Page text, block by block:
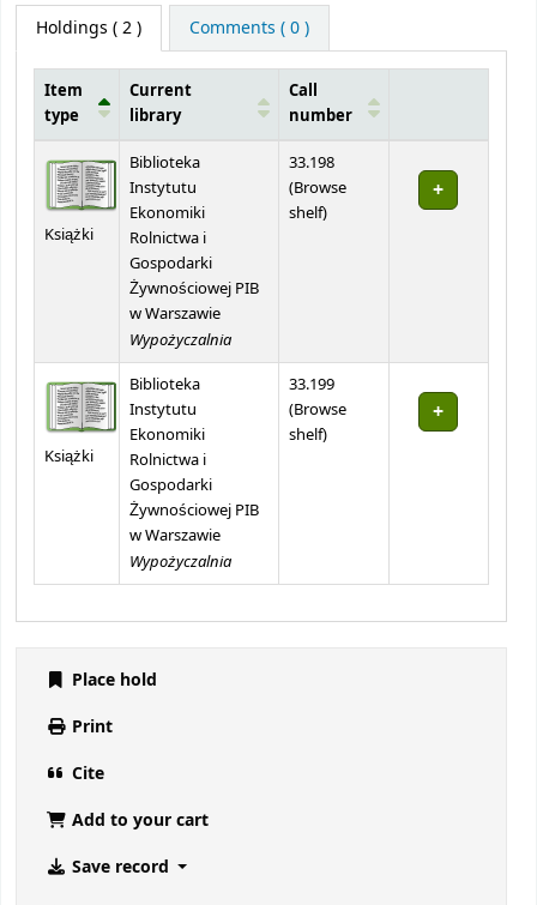
Holdings ( 2 ) Comments ( 0 )
Item
type
Current
library
Call
number
Książki
Biblioteka
Instytutu
Ekonomiki
Rolnictwa i
Gospodarki
Żywnościowej PIB
w Warszawie
Wypożyczalnia
33.198
(Browse
shelf(Opens below)
)
Książki
Biblioteka
Instytutu
Ekonomiki
Rolnictwa i
Gospodarki
Żywnościowej PIB
w Warszawie
Wypożyczalnia
33.199
(Browse
shelf(Opens below)
)
Place hold
Print
Cite
Add to your cart
Save record